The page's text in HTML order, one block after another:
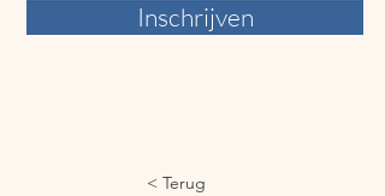
Inschrijven
< Terug